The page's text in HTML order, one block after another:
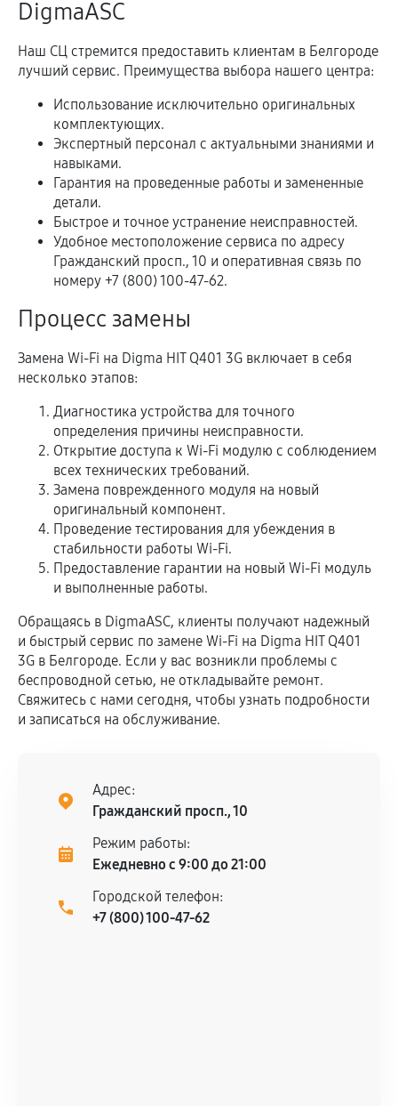
DigmaASC
Наш СЦ стремится предоставить клиентам в Белгороде
лучший сервис. Преимущества выбора нашего центра:
Использование исключительно оригинальных
комплектующих.
Экспертный персонал с актуальными знаниями и
навыками.
Гарантия на проведенные работы и замененные
детали.
Быстрое и точное устранение неисправностей.
Удобное местоположение сервиса по адресу
Гражданский просп., 10 и оперативная связь по
номеру +7 (800) 100-47-62.
Процесс замены
Замена Wi-Fi на Digma HIT Q401 3G включает в себя
несколько этапов:
Диагностика устройства для точного
определения причины неисправности.
Открытие доступа к Wi-Fi модулю с соблюдением
всех технических требований.
Замена поврежденного модуля на новый
оригинальный компонент.
Проведение тестирования для убеждения в
стабильности работы Wi-Fi.
Предоставление гарантии на новый Wi-Fi модуль
и выполненные работы.
Обращаясь в DigmaASC, клиенты получают надежный
и быстрый сервис по замене Wi-Fi на Digma HIT Q401
3G в Белгороде. Если у вас возникли проблемы с
беспроводной сетью, не откладывайте ремонт.
Свяжитесь с нами сегодня, чтобы узнать подробности
и записаться на обслуживание.
Адрес:
Гражданский просп., 10
Режим работы:
Ежедневно с 9:00 до 21:00
Городской телефон:
+7 (800) 100-47-62